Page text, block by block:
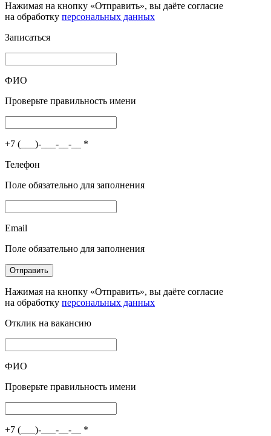
Нажимая на кнопку «Отправить», вы даёте согласие
на обработку персональных данных
Записаться
ФИО
Проверьте правильность имени
+7 (___)-___-__-__ *
Телефон
Поле обязательно для заполнения
Email
Поле обязательно для заполнения
Отправить
Нажимая на кнопку «Отправить», вы даёте согласие
на обработку персональных данных
Отклик на вакансию
ФИО
Проверьте правильность имени
+7 (___)-___-__-__ *